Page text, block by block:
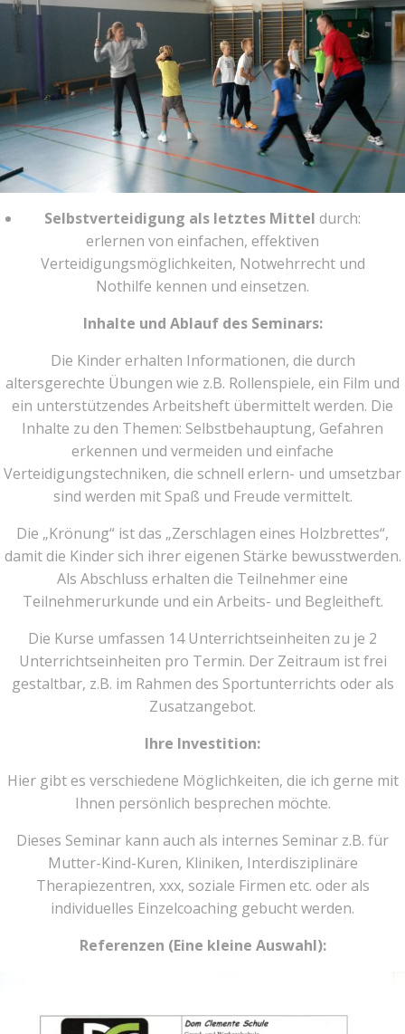
Selbstverteidigung als letztes Mittel durch:
erlernen von einfachen, effektiven
Verteidigungsmöglichkeiten, Notwehrrecht und
Nothilfe kennen und einsetzen.
Inhalte und Ablauf des Seminars:
Die Kinder erhalten Informationen, die durch
altersgerechte Übungen wie z.B. Rollenspiele, ein Film und
ein unterstützendes Arbeitsheft übermittelt werden. Die
Inhalte zu den Themen: Selbstbehauptung, Gefahren
erkennen und vermeiden und einfache
Verteidigungstechniken, die schnell erlern- und umsetzbar
sind werden mit Spaß und Freude vermittelt.
Die „Krönung“ ist das „Zerschlagen eines Holzbrettes“,
damit die Kinder sich ihrer eigenen Stärke bewusstwerden.
Als Abschluss erhalten die Teilnehmer eine
Teilnehmerurkunde und ein Arbeits- und Begleitheft.
Die Kurse umfassen 14 Unterrichtseinheiten zu je 2
Unterrichtseinheiten pro Termin. Der Zeitraum ist frei
gestaltbar, z.B. im Rahmen des Sportunterrichts oder als
Zusatzangebot.
Ihre Investition:
Hier gibt es verschiedene Möglichkeiten, die ich gerne mit
Ihnen persönlich besprechen möchte.
Dieses Seminar kann auch als internes Seminar z.B. für
Mutter-Kind-Kuren, Kliniken, Interdisziplinäre
Therapiezentren, xxx, soziale Firmen etc. oder als
individuelles Einzelcoaching gebucht werden.
Referenzen (Eine kleine Auswahl):